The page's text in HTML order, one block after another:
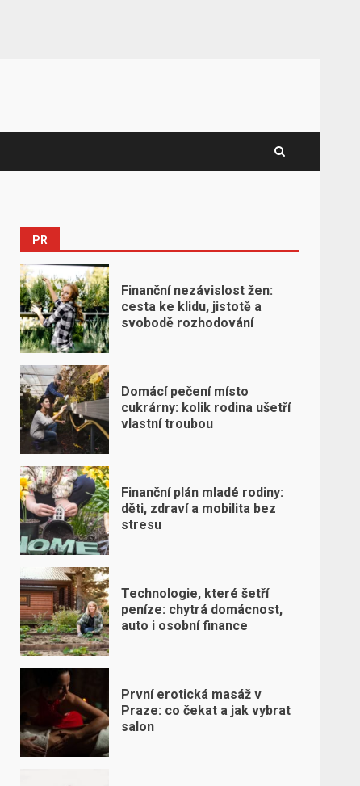
PR
Finanční nezávislost žen:
cesta ke klidu, jistotě a
svobodě rozhodování
Domácí pečení místo
cukrárny: kolik rodina ušetří
vlastní troubou
Finanční plán mladé rodiny:
děti, zdraví a mobilita bez
stresu
Technologie, které šetří
peníze: chytrá domácnost,
auto i osobní finance
První erotická masáž v
Praze: co čekat a jak vybrat
salon